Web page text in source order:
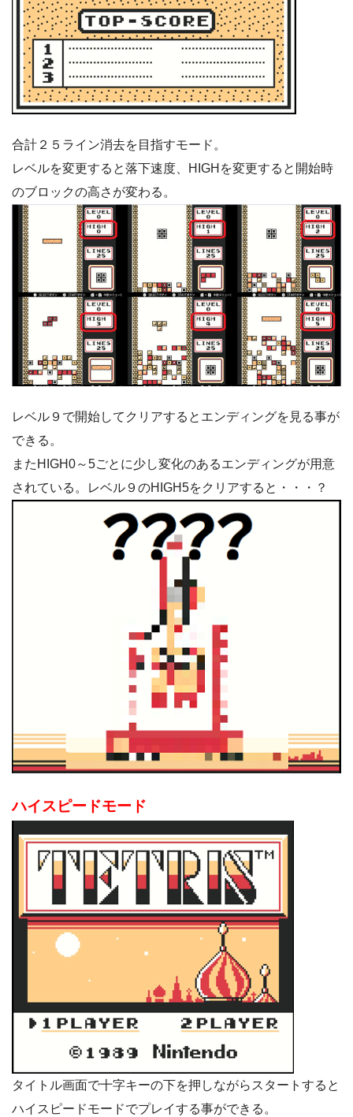
合計２５ライン消去を目指すモード。
レベルを変更すると落下速度、HIGHを変更すると開始時
のブロックの高さが変わる。
レベル９で開始してクリアするとエンディングを見る事が
できる。
またHIGH0～5ごとに少し変化のあるエンディングが用意
されている。レベル９のHIGH5をクリアすると・・・？
ハイスピードモード
タイトル画面で十字キーの下を押しながらスタートすると
ハイスピードモードでプレイする事ができる。